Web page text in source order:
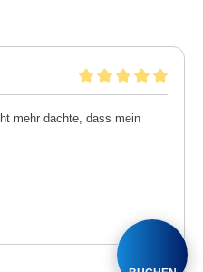
mehr dachte, dass mein